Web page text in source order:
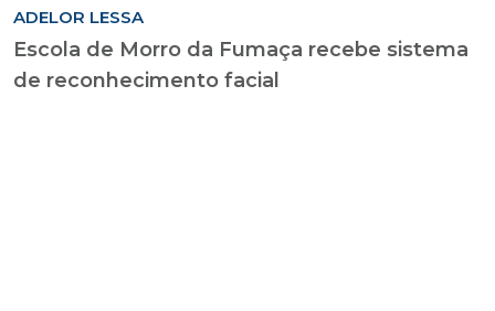
ADELOR LESSA
Escola de Morro da Fumaça recebe sistema
de reconhecimento facial